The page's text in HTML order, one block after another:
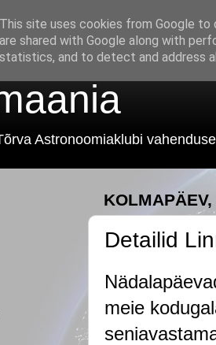
Astronoomiaklubi
Detailid
meie
This site uses cookies from Google to
are shared with Google along with
statistics, and to detect and address